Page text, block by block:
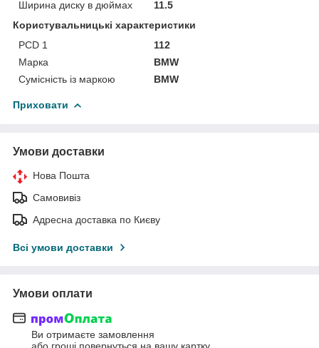
Ширина диску в дюймах
11.5
Користувальницькі характеристики
PCD 1
112
Марка
BMW
Сумісність із маркою
BMW
Приховати
Умови доставки
Нова Пошта
Самовивіз
Адресна доставка по Києву
Всі умови доставки
Умови оплати
Ви отримаєте замовлення